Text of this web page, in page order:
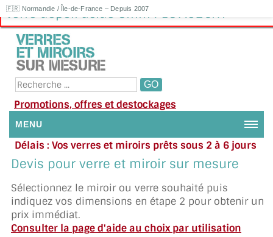
🇫🇷 Normandie / Île-de-France – Depuis 2007
Verre dépoli acide 8mm : 187.92€HT
Promotions, offres et destockages
MENU
NOUS CONTACTER
DEMANDE DE DEVIS
SUIVI DE DEVIS
Délais : Vos verres et miroirs prêts sous 2 à 6 jours
en moyenne
Besoin d'aide ?
Appelez ou envoyez un SMS au 06 79 92 33 38
Devis pour verre et miroir sur mesure
Sélectionnez le miroir ou verre souhaité puis
indiquez vos dimensions en étape 2 pour obtenir un
prix immédiat.
Consulter la page d'aide au choix par utilisation